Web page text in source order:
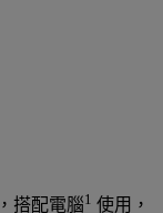
搭配電腦1 使用，